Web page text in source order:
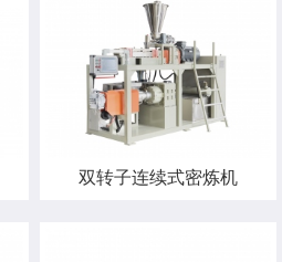
双转子连续式密炼机